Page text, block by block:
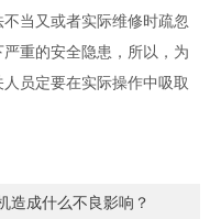
当又或者实际维修时疏忽
重的安全隐患，所以，为
员定要在实际操作中吸取
造成什么不良影响？